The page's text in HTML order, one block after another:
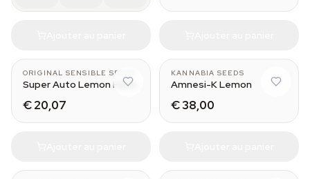
ORIGINAL SENSIBLE SEEDS
Super Auto Lemon Haze
€ 20,07
KANNABIA SEEDS
Amnesi-K Lemon
€ 38,00